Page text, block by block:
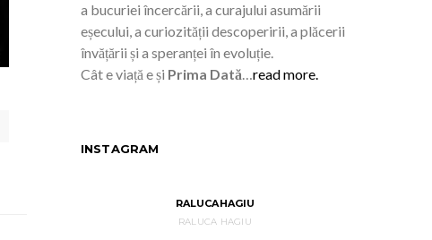
a bucuriei încercării, a curajului asumării
eșecului, a curiozității descoperirii, a plăcerii
învățării și a speranței în evoluție.
Cât e viață e și Prima Dată…read more.
INSTAGRAM
RALUCAHAGIU
RALUCA HAGIU